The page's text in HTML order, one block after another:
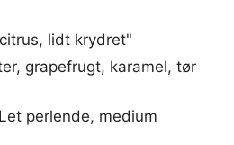
lidt krydret"
grapefrugt, karamel, tør
perlende, medium